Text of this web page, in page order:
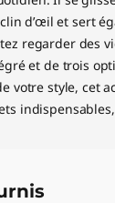
d’œil et sert
regarder des
et de trois
votre style, cet